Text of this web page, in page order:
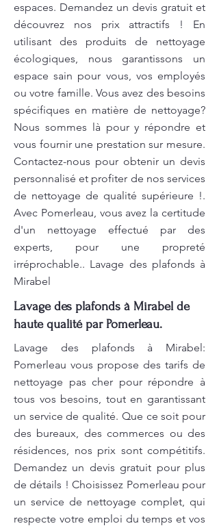
espaces. Demandez un devis gratuit et
découvrez nos prix attractifs ! En
utilisant des produits de nettoyage
écologiques, nous garantissons un
espace sain pour vous, vos employés
ou votre famille. Vous avez des besoins
spécifiques en matière de nettoyage?
Nous sommes là pour y répondre et
vous fournir une prestation sur mesure.
Contactez-nous pour obtenir un devis
personnalisé et profiter de nos services
de nettoyage de qualité supérieure !.
Avec Pomerleau, vous avez la certitude
d'un nettoyage effectué par des
experts, pour une propreté
irréprochable.. Lavage des plafonds à
Mirabel
Lavage des plafonds à Mirabel de
haute qualité par Pomerleau.
Lavage des plafonds à Mirabel:
Pomerleau vous propose des tarifs de
nettoyage pas cher pour répondre à
tous vos besoins, tout en garantissant
un service de qualité. Que ce soit pour
des bureaux, des commerces ou des
résidences, nos prix sont compétitifs.
Demandez un devis gratuit pour plus
de détails ! Choisissez Pomerleau pour
un service de nettoyage complet, qui
respecte votre emploi du temps et vos